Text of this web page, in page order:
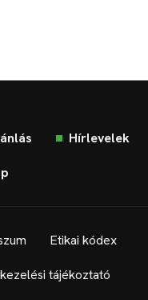
Hírlevelek
Etikai kódex
tájékoztató